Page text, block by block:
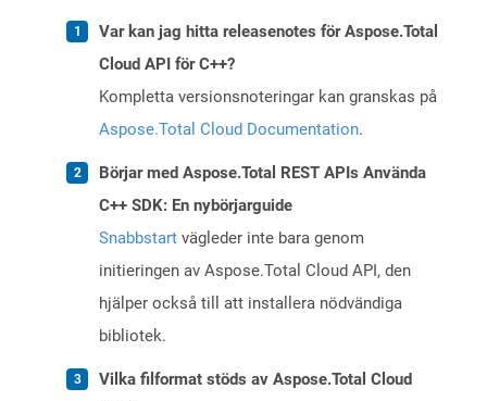
Var kan jag hitta releasenotes för Aspose.Total
Cloud API för C++?
Kompletta versionsnoteringar kan granskas på
Aspose.Total Cloud Documentation.
Börjar med Aspose.Total REST APIs Använda
C++ SDK: En nybörjarguide
Snabbstart vägleder inte bara genom
initieringen av Aspose.Total Cloud API, den
hjälper också till att installera nödvändiga
bibliotek.
Vilka filformat stöds av Aspose.Total Cloud